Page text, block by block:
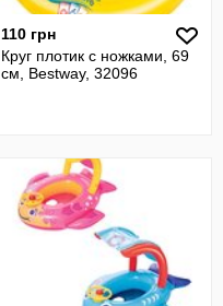
110 грн
Круг плотик с ножками, 69
см, Bestway, 32096